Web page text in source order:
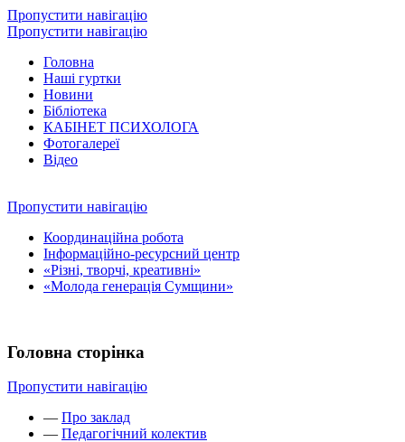
Пропустити навігацію
Пропустити навігацію
Головна
Наші гуртки
Новини
Бібліотека
КАБІНЕТ ПСИХОЛОГА
Фотогалереї
Відео
Пропустити навігацію
Координаційна робота
Інформаційно-ресурсний центр
«Різні, творчі, креативні»
«Молода генерація Сумщини»
Головна сторінка
Пропустити навігацію
— Про заклад
— Педагогічний колектив